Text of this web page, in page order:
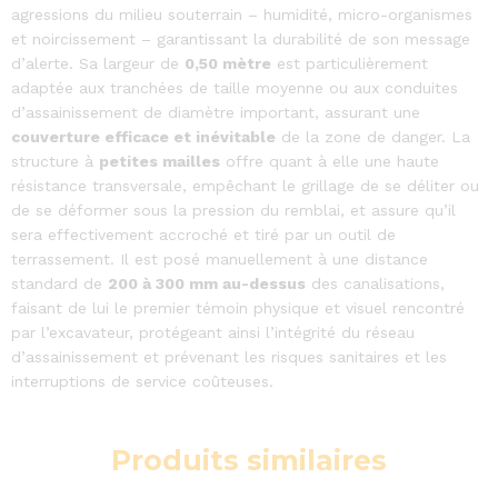
agressions du milieu souterrain – humidité, micro-organismes
et noircissement – garantissant la durabilité de son message
d’alerte. Sa largeur de 0,50 mètre est particulièrement
adaptée aux tranchées de taille moyenne ou aux conduites
d’assainissement de diamètre important, assurant une
couverture efficace et inévitable de la zone de danger. La
structure à petites mailles offre quant à elle une haute
résistance transversale, empêchant le grillage de se déliter ou
de se déformer sous la pression du remblai, et assure qu’il
sera effectivement accroché et tiré par un outil de
terrassement. Il est posé manuellement à une distance
standard de 200 à 300 mm au-dessus des canalisations,
faisant de lui le premier témoin physique et visuel rencontré
par l’excavateur, protégeant ainsi l’intégrité du réseau
d’assainissement et prévenant les risques sanitaires et les
interruptions de service coûteuses.
Produits similaires